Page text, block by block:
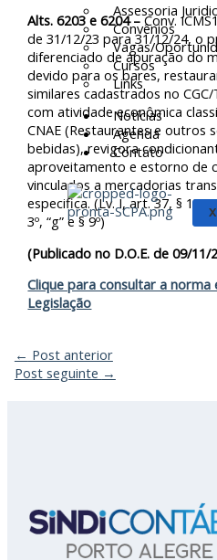
Assessoria
Convênios
Vagas/
Cursos
Links
Notícias
Agenda
Contato
X
Alts. 6203 e 6204 –Conv.
de 31/12/23 para 31/12/24, o
diferenciado de apuração do
devido para os bares,
similares cadastrados no
com atividade econômica
CNAE (Restaurantes e outros
bebidas), revigora
aproveitamento e estorno de
vinculados a mercadorias
especifica. (Lv. I, art. 37, § 1º,
3º, “g” e § 9º)
(Publicado no D.O.E. de 09/11/
Clique para consultar a
Legislação
← Post anterior
Post seguinte →